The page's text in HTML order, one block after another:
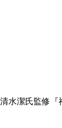
水潔氏監修